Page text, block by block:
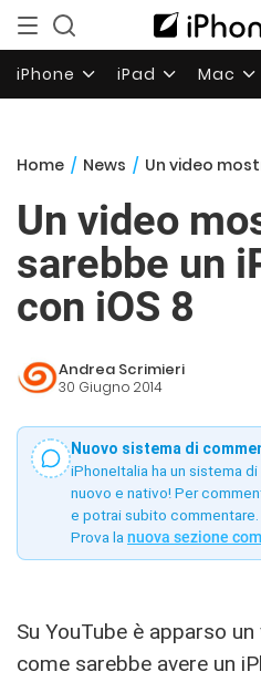
iPhone iPad Mac
Home / News / Un video mostra
Un video
sarebbe un
con iOS 8
Andrea Scrimieri
30 Giugno 2014
Nuovo sistema di
iPhoneItalia ha un sistema
nuovo e nativo! Per
e potrai subito commentare.
Prova la nuova sezione
Su YouTube è apparso
come sarebbe avere un